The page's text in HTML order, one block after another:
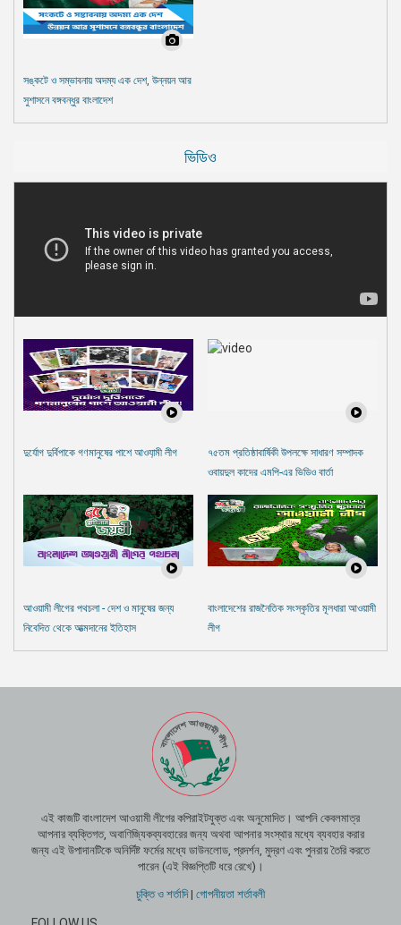
সঙ্কটে ও সম্ভাবনায় অদম্য এক দেশ, উন্নয়ন আর
সুশাসনে বঙ্গবন্ধুর বাংলাদেশ
ভিডিও
দুর্যোগ দুর্বিপাকে গণমানুষের পাশে আওযা়মী লীগ
৭৫তম প্রতিষ্ঠাবার্ষিকী উপলক্ষে সাধারণ সম্পাদক
ওবায়দুল কাদের এমপি-এর ভিডিও বার্তা
আওয়ামী লীগের পথচলা - দেশ ও মানুষের জন্য
নিবেদিত থেকে আত্মদানের ইতিহাস
বাংলাদেশের রাজনৈতিক সংস্কৃতির মূলধারা আওয়ামী
লীগ
এই কাজটি বাংলাদেশ আওয়ামী লীগের কপিরাইটযুক্ত এবং অনুমোদিত। আপনি কেবলমাত্র
আপনার ব্যক্তিগত, অবাণিজ্যিকব্যবহারের জন্য অথবা আপনার সংস্থার মধ্যে ব্যবহার করার
জন্য এই উপাদানটিকে অনির্দিষ্ট ফর্মের মধ্যে ডাউনলোড, প্রদর্শন, মুদ্রণ এবং পুনরায় তৈরি করতে
পারেন (এই বিজ্ঞপ্তিটি ধরে রেখে)।
চুক্তি ও শর্তাদি| গোপনীয়তা শর্তাবলী